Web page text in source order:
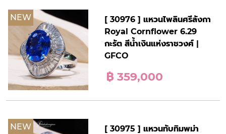
NEW
[ 30976 ] แหวนไพลินศรีลังกา
Royal Cornflower 6.29
กะรัต สีน้ำเงินแห่งราชวงศ์ |
GFCO
฿ 359,000
NEW
[ 30975 ] แหวนทับทิมพม่า